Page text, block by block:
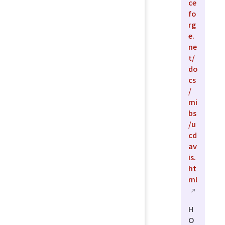
ce
fo
rg
e.
ne
t/
do
cs
/
mi
bs
/u
cd
av
is.
ht
ml
H
O